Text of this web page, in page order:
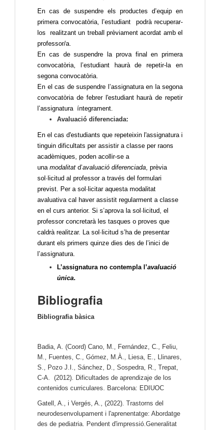
En cas de suspendre els productes d’equip en
primera convocatòria, l’estudiant podrà recuperar-
los realitzant un treball prèviament acordat amb el
professor/a.
En cas de suspendre la prova final en primera
convocatòria, l’estudiant haurà de repetir-la en
segona convocatòria.
En el cas de suspendre l’assignatura en la segona
convocatòria de febrer l'estudiant haurà de repetir
l’assignatura íntegrament.
Avaluació diferenciada:
En el cas d'estudiants que repeteixin l'assignatura i
tinguin dificultats per assistir a classe per raons
acadèmiques, poden acollir-se a
una modalitat d’avaluació diferenciada, prèvia
sol·licitud al professor a través del formulari
previst. Per a sol·licitar aquesta modalitat
avaluativa cal haver assistit regularment a classe
en el curs anterior. Si s’aprova la sol·licitud, el
professor concretarà les tasques o proves que
caldrà realitzar. La sol·licitud s’ha de presentar
durant els primers quinze dies des de l’inici de
l’assignatura.
L’assignatura no contempla l’avaluació
única.
Bibliografia
Bibliografia bàsica
Badia, A. (Coord) Cano, M., Fernández, C., Feliu,
M., Fuentes, C., Gómez, M.À., Liesa, E., Llinares,
S., Pozo J.I., Sánchez, D., Sospedra, R., Trepat,
C-A. (2012). Dificultades de aprendizaje de los
contenidos curriculares. Barcelona: EDIUOC
Gatell, A., i Vergés, A., (2022). Trastorns del
neurodesenvolupament i l'aprenentatge: Abordatge
des de pediatria. Pendent d'impressió.Generalitat